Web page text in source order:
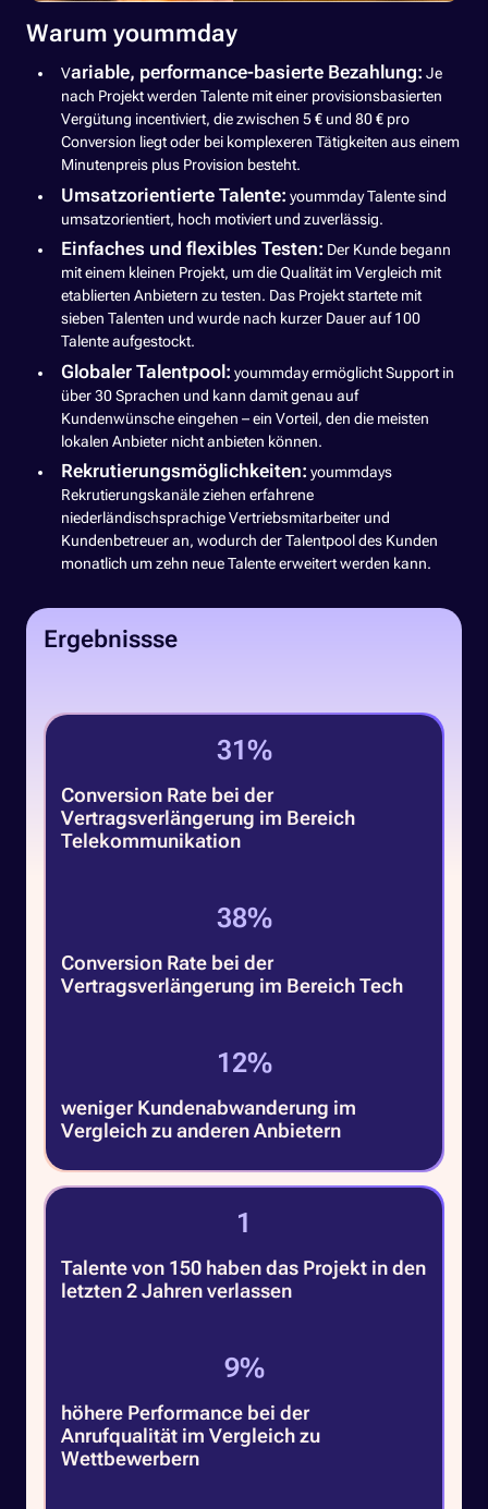
Warum yoummday
Variable, performance-basierte Bezahlung: Je
nach Projekt werden Talente mit einer provisionsbasierten
Vergütung incentiviert, die zwischen 5 € und 80 € pro
Conversion liegt oder bei komplexeren Tätigkeiten aus einem
Minutenpreis plus Provision besteht.
Umsatzorientierte Talente: yoummday Talente sind
umsatzorientiert, hoch motiviert und zuverlässig.
Einfaches und flexibles Testen: Der Kunde begann
mit einem kleinen Projekt, um die Qualität im Vergleich mit
etablierten Anbietern zu testen. Das Projekt startete mit
sieben Talenten und wurde nach kurzer Dauer auf 100
Talente aufgestockt.
Globaler Talentpool: yoummday ermöglicht Support in
über 30 Sprachen und kann damit genau auf
Kundenwünsche eingehen – ein Vorteil, den die meisten
lokalen Anbieter nicht anbieten können.
Rekrutierungsmöglichkeiten: yoummdays
Rekrutierungskanäle ziehen erfahrene
niederländischsprachige Vertriebsmitarbeiter und
Kundenbetreuer an, wodurch der Talentpool des Kunden
monatlich um zehn neue Talente erweitert werden kann.
Ergebnissse
45%
Conversion Rate bei der
Vertragsverlängerung im Bereich
Telekommunikation
59%
Conversion Rate bei der
Vertragsverlängerung im Bereich Tech
18%
weniger Kundenabwanderung im
Vergleich zu anderen Anbietern
1
Talente von 150 haben das Projekt in den
letzten 2 Jahren verlassen
13%
höhere Performance bei der
Anrufqualität im Vergleich zu
Wettbewerbern